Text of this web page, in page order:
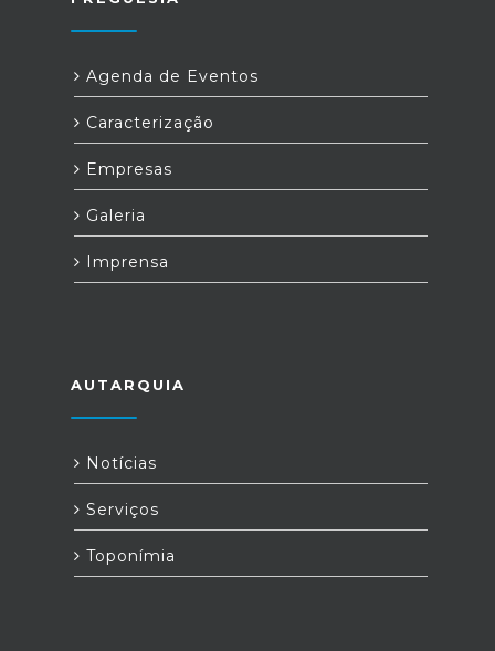
Agenda de Eventos
Caracterização
Empresas
Galeria
Imprensa
AUTARQUIA
Notícias
Serviços
Toponímia